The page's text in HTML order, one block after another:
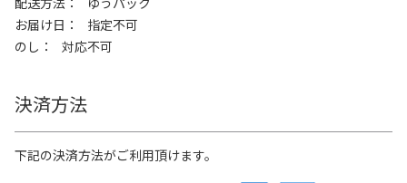
お届け日
指定不可
のし
対応不可
決済方法
下記の決済方法がご利用頂けます。